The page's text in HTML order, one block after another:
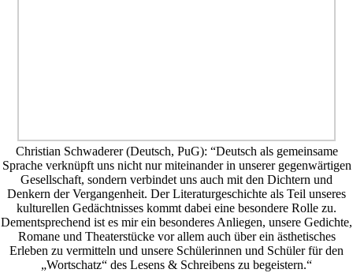
Christian Schwaderer (Deutsch, PuG): “Deutsch als gemeinsame
Sprache verknüpft uns nicht nur miteinander in unserer gegenwärtigen
Gesellschaft, sondern verbindet uns auch mit den Dichtern und
Denkern der Vergangenheit. Der Literaturgeschichte als Teil unseres
kulturellen Gedächtnisses kommt dabei eine besondere Rolle zu.
Dementsprechend ist es mir ein besonderes Anliegen, unsere Gedichte,
Romane und Theaterstücke vor allem auch über ein ästhetisches
Erleben zu vermitteln und unsere Schülerinnen und Schüler für den
„Wortschatz“ des Lesens & Schreibens zu begeistern.“